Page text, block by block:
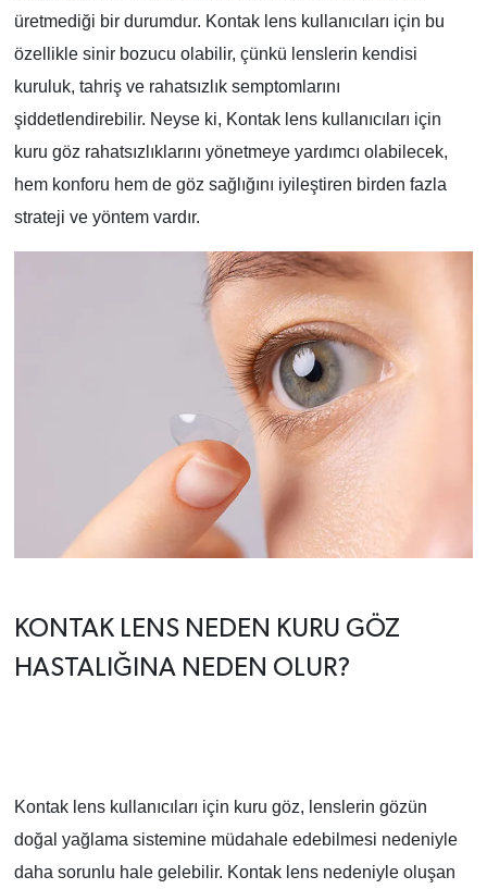
üretmediği bir durumdur. Kontak lens kullanıcıları için bu
özellikle sinir bozucu olabilir, çünkü lenslerin kendisi
kuruluk, tahriş ve rahatsızlık semptomlarını
şiddetlendirebilir. Neyse ki, Kontak lens kullanıcıları için
kuru göz rahatsızlıklarını yönetmeye yardımcı olabilecek,
hem konforu hem de göz sağlığını iyileştiren birden fazla
strateji ve yöntem vardır.
KONTAK LENS NEDEN KURU GÖZ
HASTALIĞINA NEDEN OLUR?
Kontak lens kullanıcıları için kuru göz, lenslerin gözün
doğal yağlama sistemine müdahale edebilmesi nedeniyle
daha sorunlu hale gelebilir. Kontak lens nedeniyle oluşan